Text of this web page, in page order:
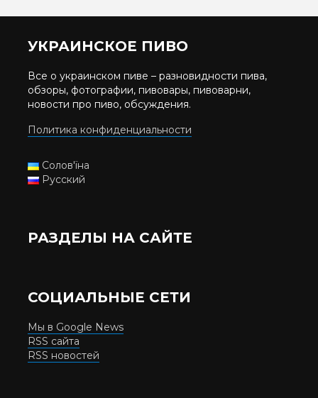
УКРАИНСКОЕ ПИВО
Все о украинском пиве – разновидности пива,
обзоры, фотографии, пивовары, пивоварни,
новости про пиво, обсуждения.
Политика конфиденциальности
Солов'їна
Русский
РАЗДЕЛЫ НА САЙТЕ
СОЦИАЛЬНЫЕ СЕТИ
Мы в Google News
RSS сайта
RSS новостей